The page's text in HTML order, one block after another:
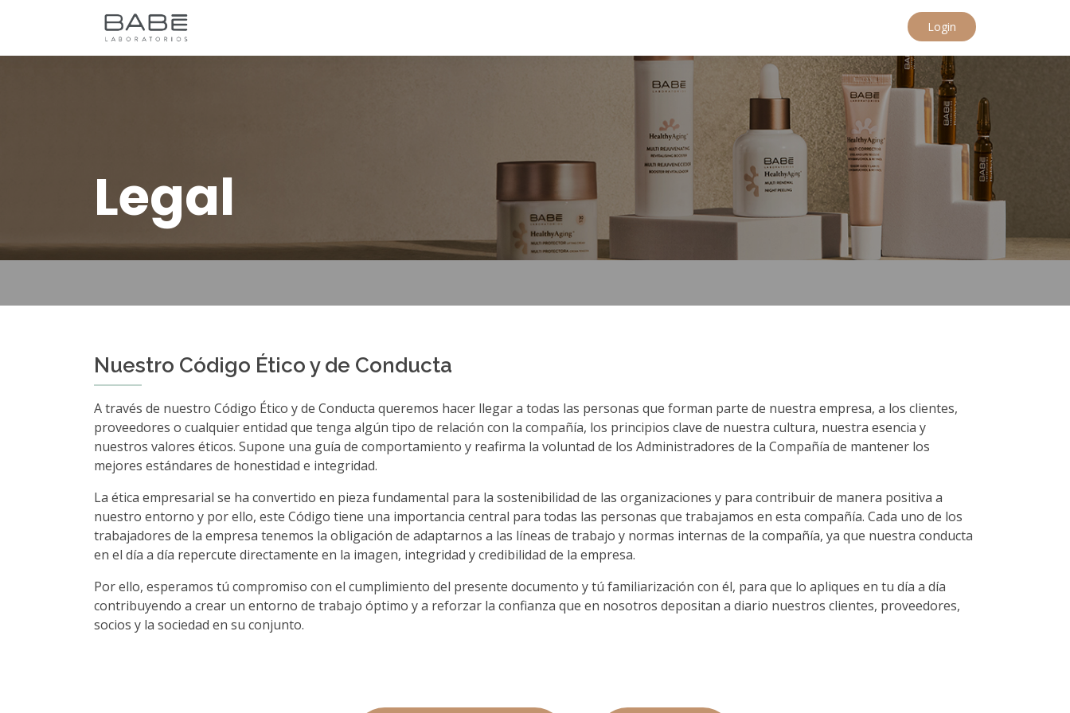
Login
Legal
Nuestro Código Ético y de Conducta
A través de nuestro Código Ético y de Conducta queremos hacer llegar a todas las personas que forman parte de nuestra empresa, a los clientes,
proveedores o cualquier entidad que tenga algún tipo de relación con la compañía, los principios clave de nuestra cultura, nuestra esencia y
nuestros valores éticos. Supone una guía de comportamiento y reafirma la voluntad de los Administradores de la Compañía de mantener los
mejores estándares de honestidad e integridad.
La ética empresarial se ha convertido en pieza fundamental para la sostenibilidad de las organizaciones y para contribuir de manera positiva a
nuestro entorno y por ello, este Código tiene una importancia central para todas las personas que trabajamos en esta compañía. Cada uno de los
trabajadores de la empresa tenemos la obligación de adaptarnos a las líneas de trabajo y normas internas de la compañía, ya que nuestra conducta
en el día a día repercute directamente en la imagen, integridad y credibilidad de la empresa.
Por ello, esperamos tú compromiso con el cumplimiento del presente documento y tú familiarización con él, para que lo apliques en tu día a día
contribuyendo a crear un entorno de trabajo óptimo y a reforzar la confianza que en nosotros depositan a diario nuestros clientes, proveedores,
socios y la sociedad en su conjunto.